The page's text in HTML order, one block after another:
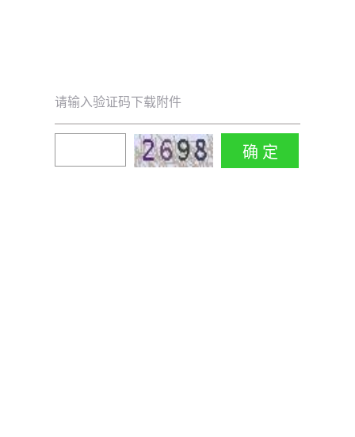
请输入验证码下载附件